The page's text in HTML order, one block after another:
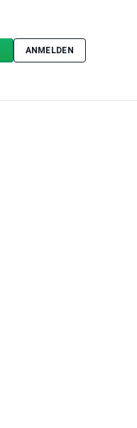
ANMELDEN